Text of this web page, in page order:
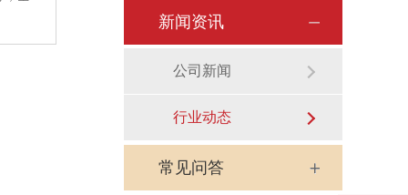
新闻资讯
公司新闻
行业动态
常见问答